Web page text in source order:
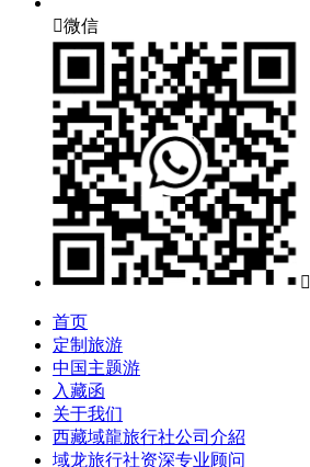
微信

首页
定制旅游
中国主题游
入藏函
关于我们
西藏域龍旅行社公司介紹
域龙旅行社资深专业顾问